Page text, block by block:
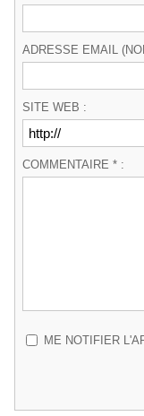
ADRESSE EMAIL
SITE WEB :
COMMENTAIRE * :
ME NOTIFIER